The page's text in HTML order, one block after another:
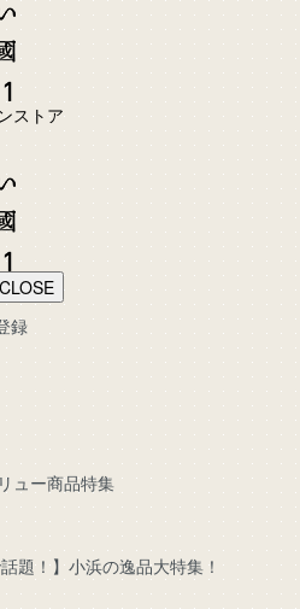
ストア
録
ュー商品特集
題！】小浜の逸品大特集！